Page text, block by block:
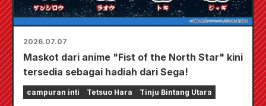
2026.07.07
Maskot dari anime "Fist of the North Star" kini
tersedia sebagai hadiah dari Sega!
campuran inti Tetsuo Hara Tinju Bintang Utara